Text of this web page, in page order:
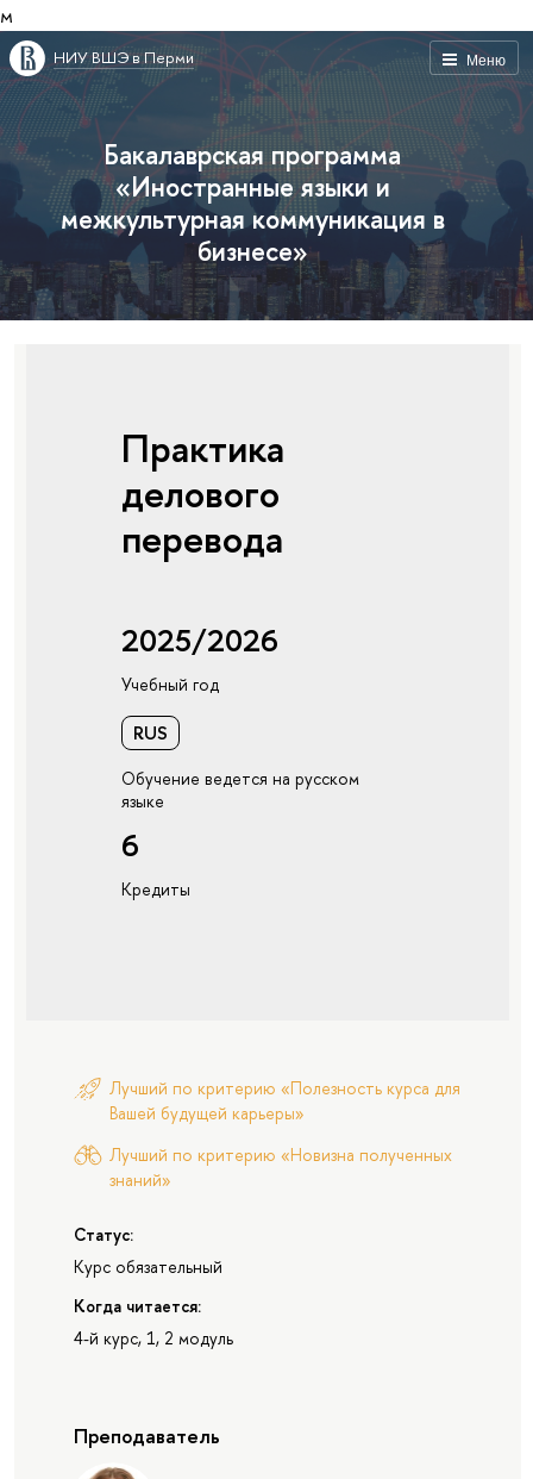
м
Меню
НИУ ВШЭ в Перми
Бакалаврская программа
«Иностранные языки и
межкультурная коммуникация в
бизнесе»
Практика
делового
перевода
2025/2026
Учебный год
RUS
Обучение ведется на русском
языке
6
Кредиты
Лучший по критерию «Полезность курса для
Вашей будущей карьеры»
Лучший по критерию «Новизна полученных
знаний»
Статус:
Курс обязательный
Когда читается:
4-й курс, 1, 2 модуль
Преподаватель